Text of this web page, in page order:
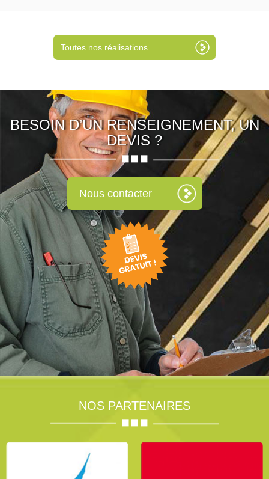
Toutes nos réalisations
BESOIN D’UN RENSEIGNEMENT, UN
DEVIS ?
Nous contacter
NOS PARTENAIRES